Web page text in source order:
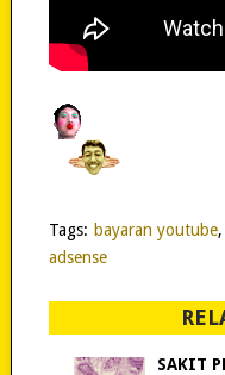
Tags: bayaran youtube,
adsense
SAKIT